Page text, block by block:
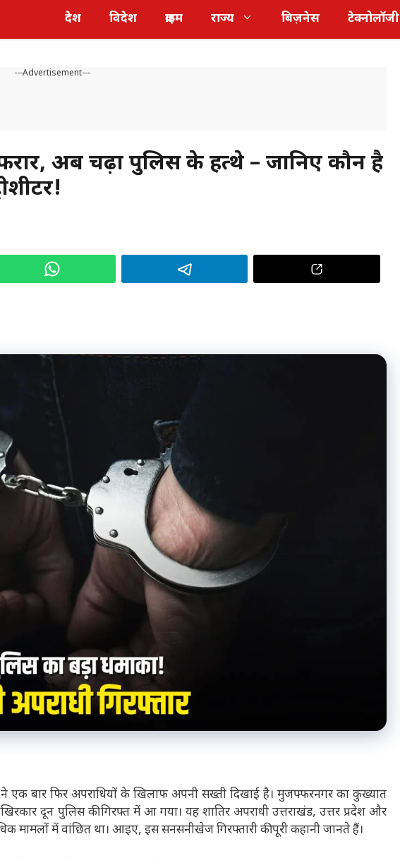
देश विदेश क्राइम राज्य बिज़नेस टेक्नोलॉजी
---Advertisement---
अब चढ़ा पुलिस के हत्थे – जानिए कौन है
ने एक बार फिर अपराधियों के खिलाफ अपनी सख्ती दिखाई है। मुजफ्फरनगर का कुख्यात
दून पुलिस की गिरफ्त में आ गया। यह शातिर अपराधी उत्तराखंड, उत्तर प्रदेश और
मामलों में वांछित था। आइए, इस सनसनीखेज गिरफ्तारी की पूरी कहानी जानते हैं।